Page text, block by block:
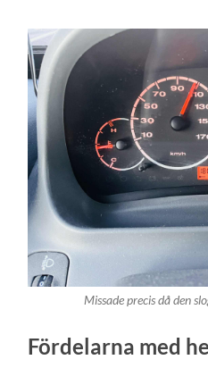
Missade precis då den
Fördelarna med